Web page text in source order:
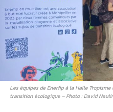
Les équipes de Enerfip à la Halle
transition écologique – Photo : David